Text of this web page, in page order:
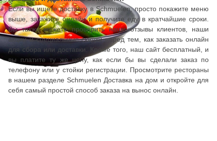
Если вы ищете доставку в Schmuelen, просто покажите меню
выше, закажите онлайн и получите еду в кратчайшие сроки.
Вы также можете проверить наши отзывы клиентов, наши
акции и специальные скидки перед тем, как заказать онлайн
для сбора или доставки. Кроме того, наш сайт бесплатный, и
вы платите ту же цену, как если бы вы сделали заказ по
телефону или у стойки регистрации. Просмотрите рестораны
в нашем разделе Schmuelen Доставка на дом и откройте для
себя самый простой способ заказа на вынос онлайн.